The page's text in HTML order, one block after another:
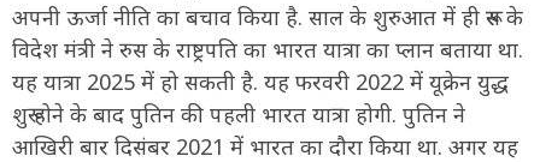
अपनी ऊर्जा नीति का बचाव किया है. साल के शुरुआत में ही रूस के
विदेश मंत्री ने रुस के राष्ट्रपति का भारत यात्रा का प्लान बताया था.
यह यात्रा 2025 में हो सकती है. यह फरवरी 2022 में यूक्रेन युद्ध
शुरू होने के बाद पुतिन की पहली भारत यात्रा होगी. पुतिन ने
आखिरी बार दिसंबर 2021 में भारत का दौरा किया था. अगर यह